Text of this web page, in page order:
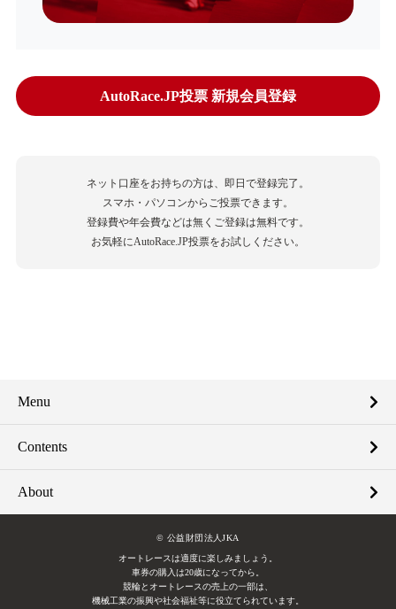
AutoRace.JP投票 新規会員登録
ネット口座をお持ちの方は、即日で登録完了。
スマホ・パソコンからご投票できます。
登録費や年会費などは無くご登録は無料です。
お気軽にAutoRace.JP投票をお試しください。
Menu
Contents
About
© 公益財団法人JKA
オートレースは適度に楽しみましょう。
車券の購入は20歳になってから。
競輪とオートレースの売上の一部は、
機械工業の振興や社会福祉等に役立てられています。